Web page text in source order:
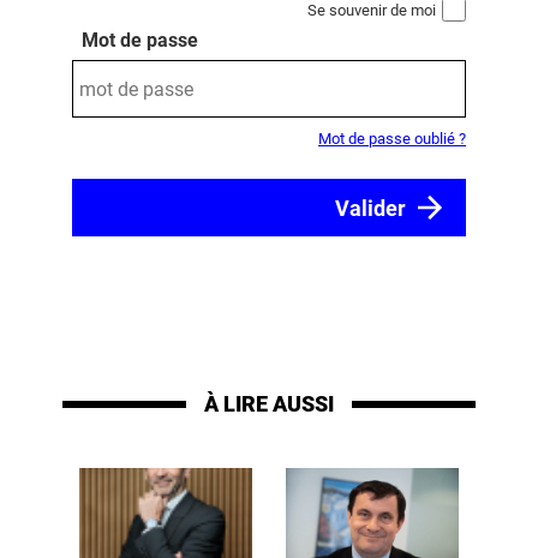
Se souvenir de moi
Mot de passe
Mot de passe oublié ?
À LIRE AUSSI